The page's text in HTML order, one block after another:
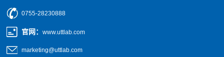
0755-28230888
官网 ：www.uttlab.com
marketing@uttlab.com